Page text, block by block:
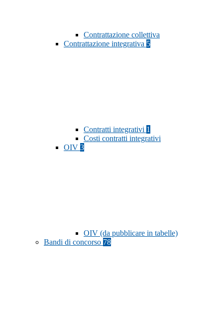
Contrattazione collettiva
Contrattazione integrativa 5
Contratti integrativi 1
Costi contratti integrativi
OIV 3
OIV (da pubblicare in tabelle)
Bandi di concorso 78